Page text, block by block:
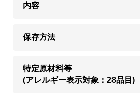
内容
保存方法
特定原材料等
(アレルギー表示対象：28品目)